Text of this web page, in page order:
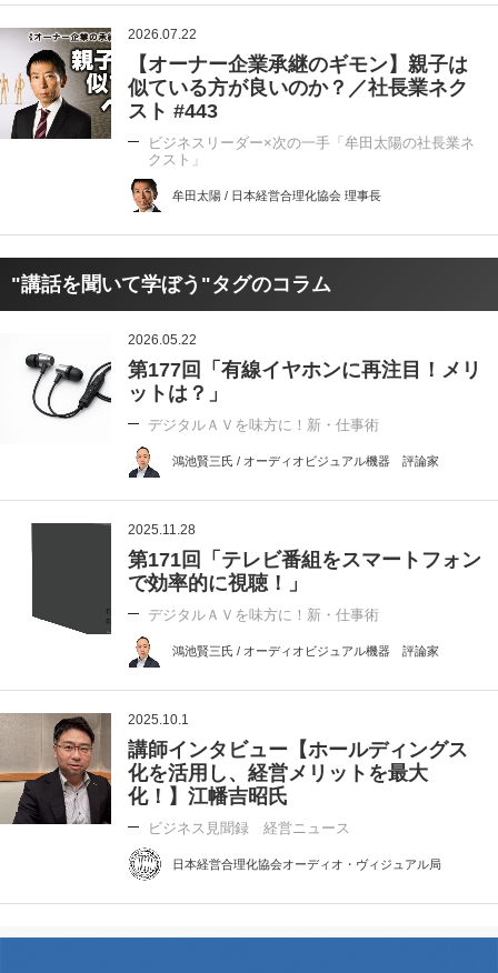
2026.07.22
【オーナー企業承継のギモン】親子は
似ている方が良いのか？／社長業ネク
スト #443
ビジネスリーダー×次の一手「牟田太陽の社長業ネ
クスト」
牟田太陽 / 日本経営合理化協会 理事長
"講話を聞いて学ぼう"タグのコラム
2026.05.22
第177回「有線イヤホンに再注目！メリ
ットは？」
デジタルＡＶを味方に！新・仕事術
鴻池賢三氏 / オーディオビジュアル機器 評論家
2025.11.28
第171回「テレビ番組をスマートフォン
で効率的に視聴！」
デジタルＡＶを味方に！新・仕事術
鴻池賢三氏 / オーディオビジュアル機器 評論家
2025.10.1
講師インタビュー【ホールディングス
化を活用し、経営メリットを最大
化！】江幡吉昭氏
ビジネス見聞録 経営ニュース
日本経営合理化協会オーディオ・ヴィジュアル局